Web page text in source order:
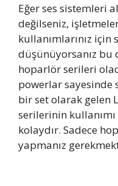
Eğer ses sistemleri
değilseniz,
kullanımlarınız için
düşünüyorsanız
hoparlör serileri
powerlar sayesinde
bir set olarak gelen
serilerinin
kolaydır. Sadece
yapmanız